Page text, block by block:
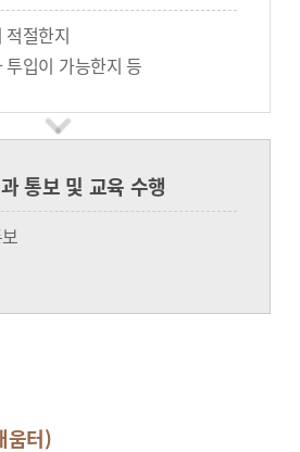
절한지
입이 가능한지 등
통보 및 교육 수행
움터)